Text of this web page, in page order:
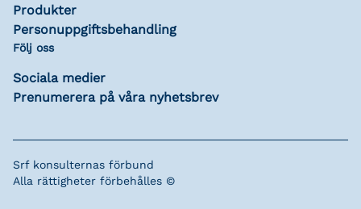
Produkter
Personuppgiftsbehandling
Följ oss
Sociala medier
Prenumerera på våra nyhetsbrev
Srf konsulternas förbund
Alla rättigheter förbehålles ©